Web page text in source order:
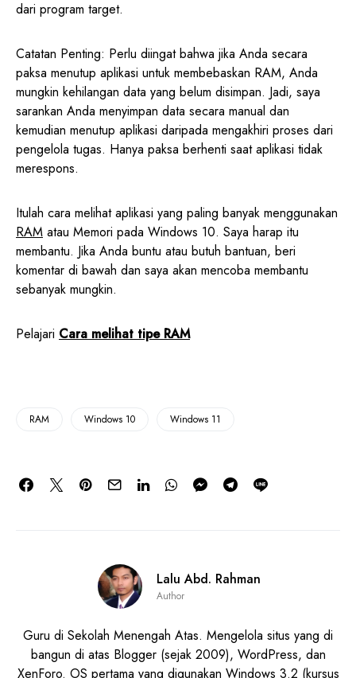
dari program target.
Catatan Penting: Perlu diingat bahwa jika Anda secara
paksa menutup aplikasi untuk membebaskan RAM, Anda
mungkin kehilangan data yang belum disimpan. Jadi, saya
sarankan Anda menyimpan data secara manual dan
kemudian menutup aplikasi daripada mengakhiri proses dari
pengelola tugas. Hanya paksa berhenti saat aplikasi tidak
merespons.
Itulah cara melihat aplikasi yang paling banyak menggunakan
RAM atau Memori pada Windows 10. Saya harap itu
membantu. Jika Anda buntu atau butuh bantuan, beri
komentar di bawah dan saya akan mencoba membantu
sebanyak mungkin.
Pelajari Cara melihat tipe RAM
RAM Windows 10 Windows 11
Lalu Abd. Rahman
Author
Guru di Sekolah Menengah Atas. Mengelola situs yang di
bangun di atas Blogger (sejak 2009), WordPress, dan
XenForo. OS pertama yang digunakan Windows 3.2 (kursus